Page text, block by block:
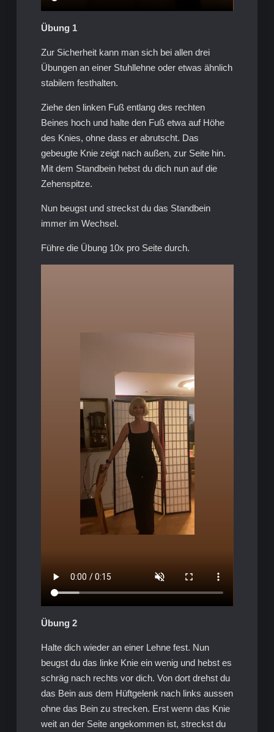
Übung 1
Zur Sicherheit kann man sich bei allen drei
Übungen an einer Stuhllehne oder etwas ähnlich
stabilem festhalten.
Ziehe den linken Fuß entlang des rechten
Beines hoch und halte den Fuß etwa auf Höhe
des Knies, ohne dass er abrutscht. Das
gebeugte Knie zeigt nach außen, zur Seite hin.
Mit dem Standbein hebst du dich nun auf die
Zehenspitze.
Nun beugst und streckst du das Standbein
immer im Wechsel.
Führe die Übung 10x pro Seite durch.
Übung 2
Halte dich wieder an einer Lehne fest. Nun
beugst du das linke Knie ein wenig und hebst es
schräg nach rechts vor dich. Von dort drehst du
das Bein aus dem Hüftgelenk nach links aussen
ohne das Bein zu strecken. Erst wenn das Knie
weit an der Seite angekommen ist, streckst du